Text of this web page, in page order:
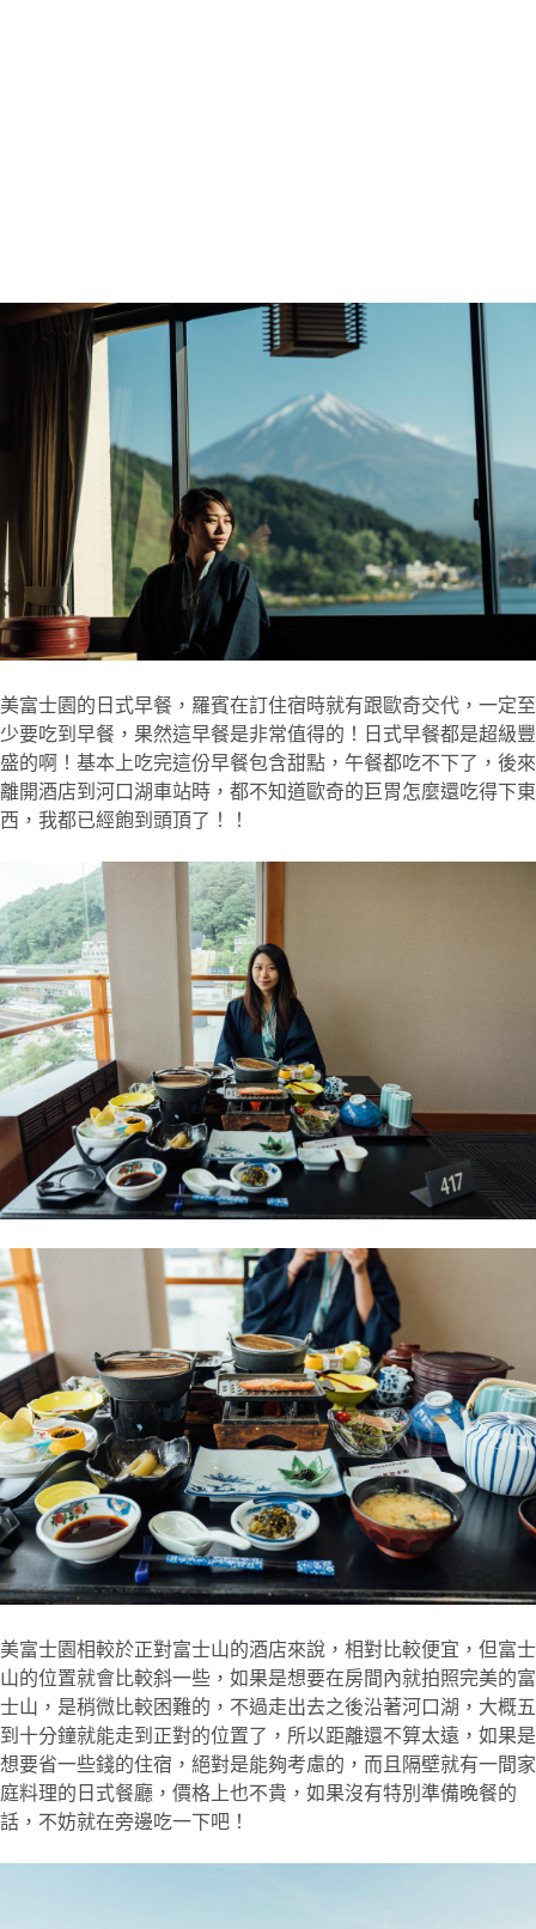
美富士園的日式早餐，羅賓在訂住宿時就有跟歐奇交代，一定至
少要吃到早餐，果然這早餐是非常值得的！日式早餐都是超級豐
盛的啊！基本上吃完這份早餐包含甜點，午餐都吃不下了，後來
離開酒店到河口湖車站時，都不知道歐奇的巨胃怎麼還吃得下東
西，我都已經飽到頭頂了！！
美富士園相較於正對富士山的酒店來說，相對比較便宜，但富士
山的位置就會比較斜一些，如果是想要在房間內就拍照完美的富
士山，是稍微比較困難的，不過走出去之後沿著河口湖，大概五
到十分鐘就能走到正對的位置了，所以距離還不算太遠，如果是
想要省一些錢的住宿，絕對是能夠考慮的，而且隔壁就有一間家
庭料理的日式餐廳，價格上也不貴，如果沒有特別準備晚餐的
話，不妨就在旁邊吃一下吧！